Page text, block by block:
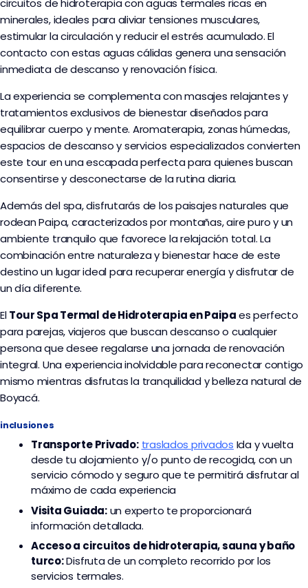
minerales, ideales para aliviar tensiones musculares,
estimular la circulación y reducir el estrés acumulado. El
contacto con estas aguas cálidas genera una sensación
inmediata de descanso y renovación física.
La experiencia se complementa con masajes relajantes y
tratamientos exclusivos de bienestar diseñados para
equilibrar cuerpo y mente. Aromaterapia, zonas húmedas,
espacios de descanso y servicios especializados convierten
este tour en una escapada perfecta para quienes buscan
consentirse y desconectarse de la rutina diaria.
Además del spa, disfrutarás de los paisajes naturales que
rodean Paipa, caracterizados por montañas, aire puro y un
ambiente tranquilo que favorece la relajación total. La
combinación entre naturaleza y bienestar hace de este
destino un lugar ideal para recuperar energía y disfrutar de
un día diferente.
ElTour Spa Termal de Hidroterapia en Paipaes perfecto
para parejas, viajeros que buscan descanso o cualquier
persona que desee regalarse una jornada de renovación
integral. Una experiencia inolvidable para reconectar contigo
mismo mientras disfrutas la tranquilidad y belleza natural de
Boyacá.
inclusiones
TransportePrivado: traslados privados Ida y vuelta
desde tu alojamiento y/o punto de recogida,con un
servicio cómodo y seguro que te permitirá disfrutar al
máximo de cada experiencia
Visita Guiada:un experto te proporcionará
información detallada.
Acceso a circuitos de hidroterapia, sauna y baño
turco:Disfruta de un completo recorrido por los
servicios termales.